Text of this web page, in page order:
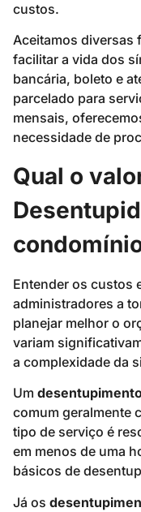
custos.
Aceitamos diversas
facilitar a vida dos
bancária, boleto e
parcelado para
mensais,
necessidade de
Qual o
Entender os custos
administradores a
planejar melhor o
variam
a complexidade da
Um
comum geralmente
tipo de serviço é
em menos de uma
básicos de
Já os